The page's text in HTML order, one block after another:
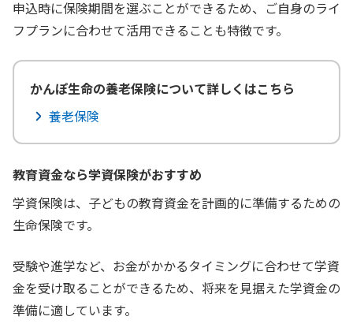
申込時に保険期間を選ぶことができるため、ご自身のライ
フプランに合わせて活用できることも特徴です。
かんぽ生命の養老保険について詳しくはこちら
養老保険
教育資金なら学資保険がおすすめ
学資保険は、子どもの教育資金を計画的に準備するための
生命保険です。
受験や進学など、お金がかかるタイミングに合わせて学資
金を受け取ることができるため、将来を見据えた学資金の
準備に適しています。